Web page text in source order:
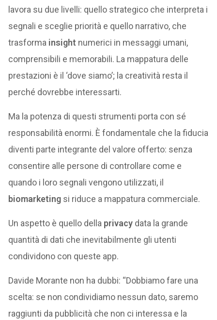
lavora su due livelli: quello strategico che interpreta i
segnali e sceglie priorità e quello narrativo, che
trasforma insight numerici in messaggi umani,
comprensibili e memorabili. La mappatura delle
prestazioni è il ‘dove siamo’; la creatività resta il
perché dovrebbe interessarti.
Ma la potenza di questi strumenti porta con sé
responsabilità enormi. È fondamentale che la fiducia
diventi parte integrante del valore offerto: senza
consentire alle persone di controllare come e
quando i loro segnali vengono utilizzati, il
biomarketing si riduce a mappatura commerciale.
Un aspetto è quello della privacy data la grande
quantità di dati che inevitabilmente gli utenti
condividono con queste app.
Davide Morante non ha dubbi: “Dobbiamo fare una
scelta: se non condividiamo nessun dato, saremo
raggiunti da pubblicità che non ci interessa e la